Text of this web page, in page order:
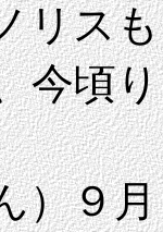
リス
今頃
）９